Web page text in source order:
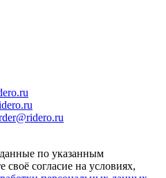
по указанным
согласие на условиях,